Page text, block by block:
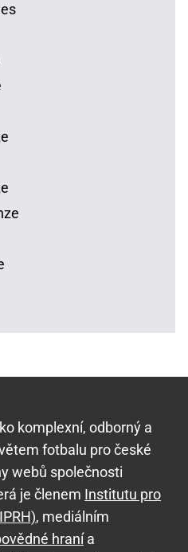
komplexní, odborný a
fotbalu pro české
webů společnosti
je členem Institutu pro
, mediálním
hranía